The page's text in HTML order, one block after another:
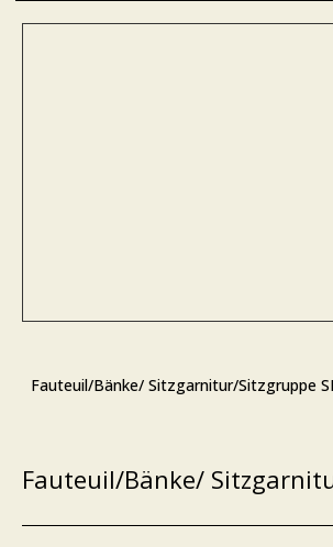
Fauteuil/Bänke/ Sitzgarnitur/Sitzgruppe
Fauteuil/Bänke/